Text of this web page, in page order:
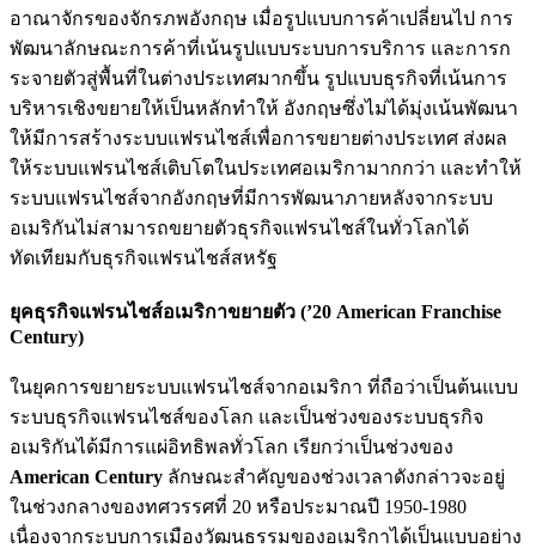
อาณาจักรของจักรภพอังกฤษ เมื่อรูปแบบการค้าเปลี่ยนไป การ
พัฒนาลักษณะการค้าที่เน้นรูปแบบระบบการบริการ และการก
ระจายตัวสู่พื้นที่ในต่างประเทศมากขึ้น รูปแบบธุรกิจที่เน้นการ
บริหารเชิงขยายให้เป็นหลักทำให้ อังกฤษซึ่งไม่ได้มุ่งเน้นพัฒนา
ให้มีการสร้างระบบแฟรนไชส์เพื่อการขยายต่างประเทศ ส่งผล
ให้ระบบแฟรนไชส์เติบโตในประเทศอเมริกามากกว่า และทำให้
ระบบแฟรนไชส์จากอังกฤษที่มีการพัฒนาภายหลังจากระบบ
อเมริกันไม่สามารถขยายตัวธุรกิจแฟรนไชส์ในทั่วโลกได้
ทัดเทียมกับธุรกิจแฟรนไชส์สหรัฐ
ยุคธุรกิจแฟรนไชส์อเมริกาขยายตัว (’20 American Franchise
Century)
ในยุคการขยายระบบแฟรนไชส์จากอเมริกา ที่ถือว่าเป็นต้นแบบ
ระบบธุรกิจแฟรนไชส์ของโลก และเป็นช่วงของระบบธุรกิจ
อเมริกันได้มีการแผ่อิทธิพลทั่วโลก เรียกว่าเป็นช่วงของ
American Century ลักษณะสำคัญของช่วงเวลาดังกล่าวจะอยู่
ในช่วงกลางของทศวรรศที่ 20 หรือประมาณปี 1950-1980
เนื่องจากระบบการเมืองวัฒนธรรมของอเมริกาได้เป็นแบบอย่าง